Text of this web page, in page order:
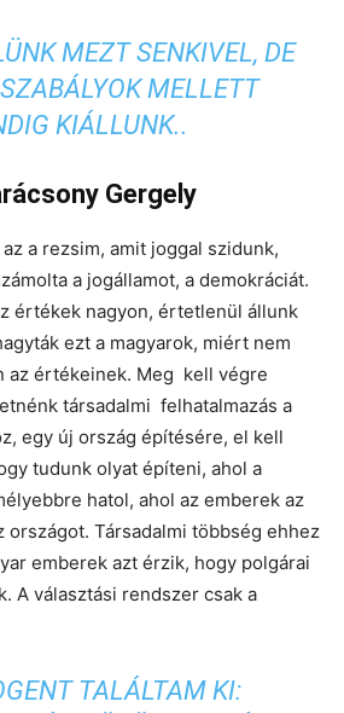
MEZT SENKIVEL, DE
MELLETT
KIÁLLUNK..
Gergely
a rezsim, amit joggal szidunk,
a jogállamot, a demokráciát.
értékek nagyon, értetlenül állunk
ezt a magyarok, miért nem
az értékeinek. Meg kell végre
társadalmi felhatalmazás a
egy új ország építésére, el kell
tudunk olyat építeni, ahol a
hatol, ahol az emberek az
országot. Társadalmi többség ehhez
emberek azt érzik, hogy polgárai
A választási rendszer csak a
TALÁLTAM KI: